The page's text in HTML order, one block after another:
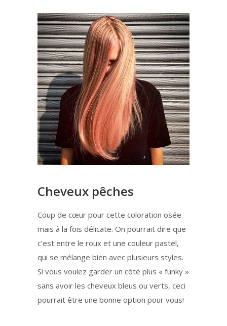
Cheveux pêches
Coup de cœur pour cette coloration osée
mais à la fois délicate. On pourrait dire que
c’est entre le roux et une couleur pastel,
qui se mélange bien avec plusieurs styles.
Si vous voulez garder un côté plus « funky »
sans avoir les cheveux bleus ou verts, ceci
pourrait être une bonne option pour vous!